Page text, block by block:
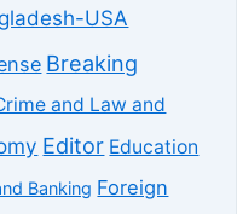
USA
Breaking
and Law and
Editor Education
Banking Foreign